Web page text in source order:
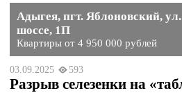
Адыгея, пгт. Яблоновский, ул.
шоссе, 1П
Квартиры от 4 950 000 рублей
03.09.2025 593
Разрыв селезенки на